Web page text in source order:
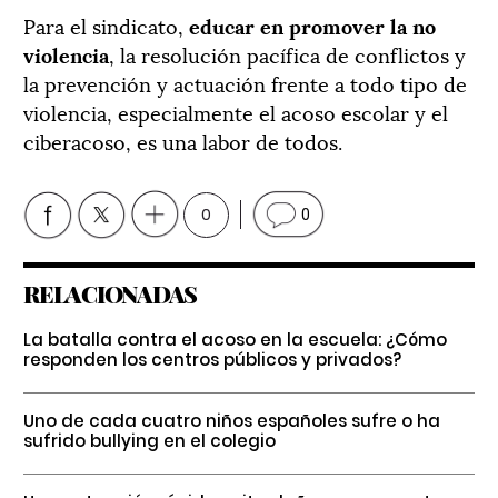
Para el sindicato, educar en promover la no
violencia, la resolución pacífica de conflictos y
la prevención y actuación frente a todo tipo de
violencia, especialmente el acoso escolar y el
ciberacoso, es una labor de todos.
0 0
RELACIONADAS
La batalla contra el acoso en la escuela: ¿Cómo
responden los centros públicos y privados?
Uno de cada cuatro niños españoles sufre o ha
sufrido bullying en el colegio